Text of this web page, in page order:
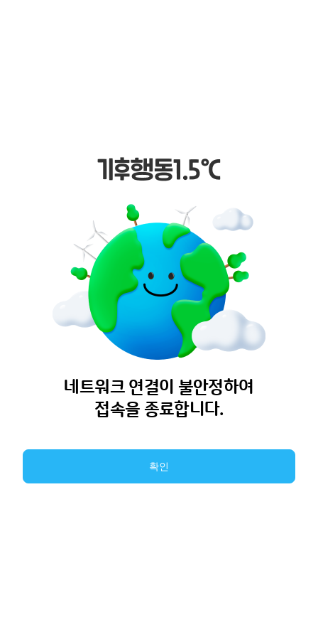
네트워크 연결이 불안정하여
접속을 종료합니다.
확인